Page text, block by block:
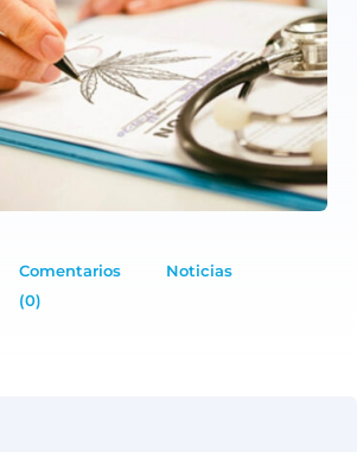
Comentarios
(0)
Noticias